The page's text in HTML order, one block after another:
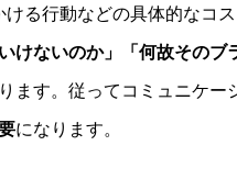
る行動などの具体的なコス
けないのか」「何故そのブ
ます。従ってコミュニケー
になります。